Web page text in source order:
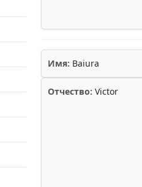
Имя: Baiura
Отчество: Victor